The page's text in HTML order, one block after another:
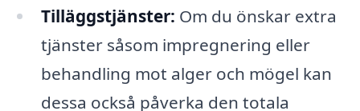
Tilläggstjänster: Om du önskar extra
tjänster såsom impregnering eller
behandling mot alger och mögel kan
dessa också påverka den totala